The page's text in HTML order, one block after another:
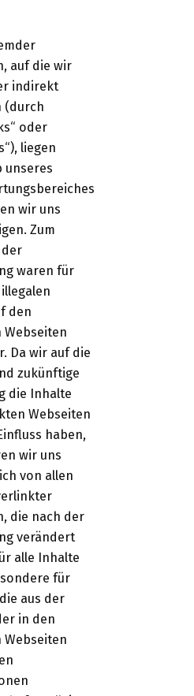
auf die wir
indirekt
(durch
oder
liegen
unseres
wir uns
Zum
waren für
den
Da wir auf die
zukünftige
die Inhalte
Webseiten
haben,
wir uns
von allen
die nach der
verändert
alle Inhalte
für
aus der
in den